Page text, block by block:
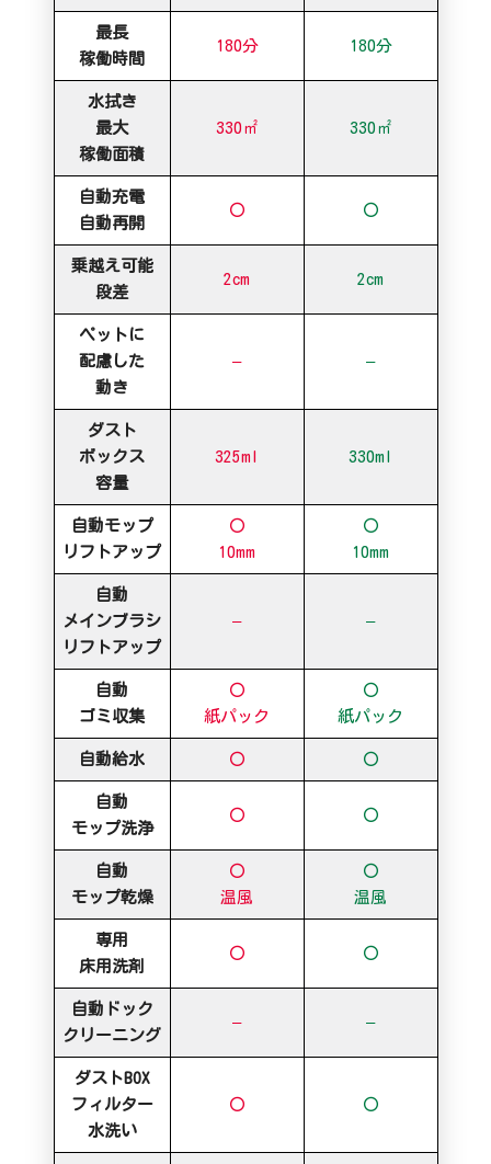
最長
稼働時間
180分 180分
水拭き
最大
稼働面積
330㎡ 330㎡
自動充電
自動再開
〇 〇
乗越え可能
段差
2cm 2cm
ペットに
配慮した
動き
– –
ダスト
ボックス
容量
325ml 330ml
自動モップ
リフトアップ
〇
10mm
〇
10mm
自動
メインブラシ
リフトアップ
– –
自動
ゴミ収集
〇
紙パック
〇
紙パック
自動給水 〇 〇
自動
モップ洗浄
〇 〇
自動
モップ乾燥
〇
温風
〇
温風
専用
床用洗剤
〇 〇
自動ドック
クリーニング
– –
ダストBOX
フィルター
水洗い
〇 〇